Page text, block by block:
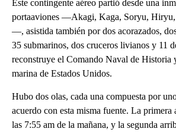
Este contingente aéreo partió desde una
portaaviones —Akagi, Kaga, Soryu,
—, asistida también por dos acorazados,
35 submarinos, dos cruceros livianos y 11
reconstruye el Comando Naval de Historia
marina de Estados Unidos.
Hubo dos olas, cada una compuesta por
acuerdo con esta misma fuente. La primera
las 7:55 am de la mañana, y la segunda